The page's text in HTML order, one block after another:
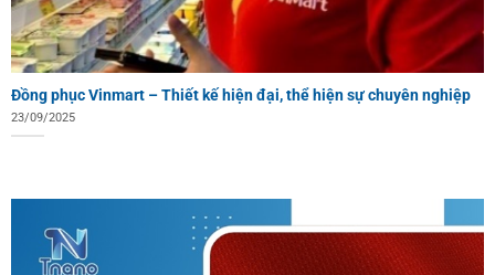
Đồng phục Vinmart – Thiết kế hiện đại, thể hiện sự chuyên nghiệp
23/09/2025